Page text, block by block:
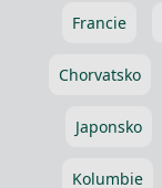
Francie
Chorvatsko
Japonsko
Kolumbie